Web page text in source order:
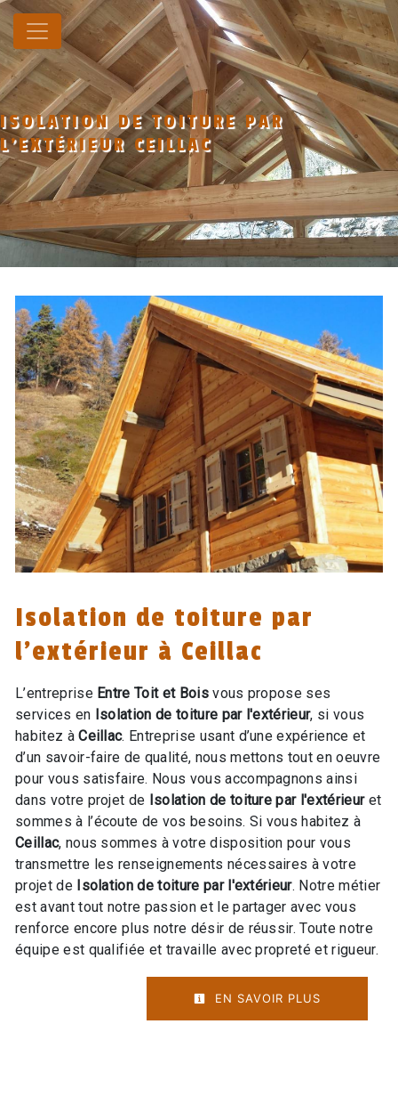
Panneau de gestion des cookies
ISOLATION DE TOITURE PAR
L'EXTÉRIEUR CEILLAC
Isolation de toiture par
l'extérieur à Ceillac
L’entreprise Entre Toit et Boisvous propose ses
services en Isolation de toiture par l'extérieur, si vous
habitez àCeillac. Entreprise usant d’une expérience et
d’un savoir-faire de qualité, nous mettons tout en oeuvre
pour vous satisfaire. Nous vous accompagnons ainsi
dans votre projet de Isolation de toiture par l'extérieuret
sommes à l’écoute de vos besoins. Si vous habitez à
Ceillac, nous sommes à votre disposition pour vous
transmettre les renseignements nécessaires à votre
projet de Isolation de toiture par l'extérieur. Notre métier
est avant tout notre passion et le partager avec vous
renforce encore plus notre désir de réussir. Toute notre
équipe est qualifiée et travaille avec propreté et rigueur.
EN SAVOIR PLUS